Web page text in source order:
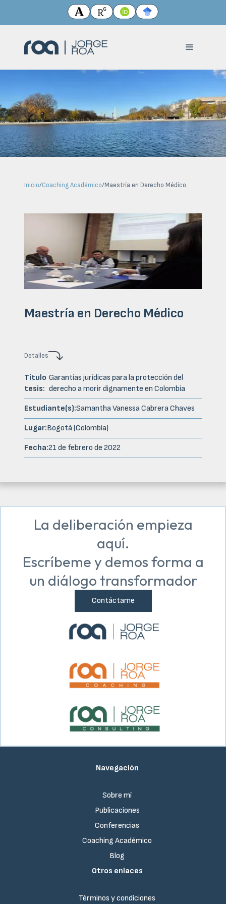
Inicio/Coaching Académico/Maestría en Derecho Médico
Maestría en Derecho Médico
Detalles
Título
tesis:
Garantías jurídicas para la protección del
derecho a morir dignamente en Colombia
Estudiante(s):Samantha Vanessa Cabrera Chaves
Lugar:Bogotá (Colombia)
Fecha:21 de febrero de 2022
La deliberación empieza
aquí.
Escríbeme y demos forma a
un diálogo transformador
Contáctame
Navegación
Sobre mí
Publicaciones
Conferencias
Coaching Académico
Blog
Otros enlaces
Términos y condiciones